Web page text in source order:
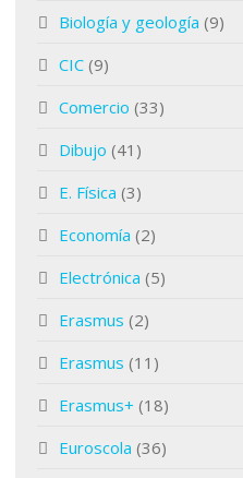
Biología y geología (9)
CIC (9)
Comercio (33)
Dibujo (41)
E. Física (3)
Economía (2)
Electrónica (5)
Erasmus (2)
Erasmus (11)
Erasmus+ (18)
Euroscola (36)